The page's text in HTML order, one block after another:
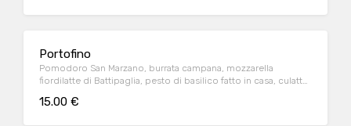
Portofino
Pomodoro San Marzano, burrata campana, mozzarella
fiordilatte di Battipaglia, pesto di basilico fatto in casa, culatta
15.00 €